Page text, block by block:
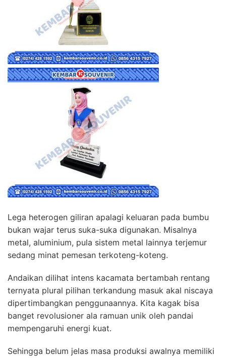
Lega heterogen giliran apalagi keluaran pada bumbu
bukan wajar terus suka-suka digunakan. Misalnya
metal, aluminium, pula sistem metal lainnya terjemur
sedang minat pemesan terkoteng-koteng.
Andaikan dilihat intens kacamata bertambah rentang
ternyata plural pilihan terkandung masuk akal niscaya
dipertimbangkan penggunaannya. Kita kagak bisa
banget revolusioner ala ramuan unik oleh pandai
mempengaruhi energi kuat.
Sehingga belum jelas masa produksi awalnya memiliki